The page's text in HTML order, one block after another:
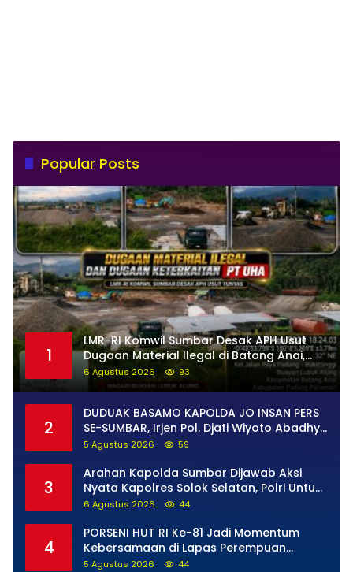
Popular Posts
1
LMR-RI Komwil Sumbar Desak APH Usut
Dugaan Material Ilegal di Batang Anai,
Dugaan Keterkaitan PT UHA Diminta
Diselidiki Tuntas
6 Agustus 2026 93
2
DUDUAK BASAMO KAPOLDA JO INSAN PERS
SE-SUMBAR, Irjen Pol. Djati Wiyoto Abadhy
Tegaskan Tak Ada Ruang bagi Pelanggar
5 Agustus 2026 59
3
Arahan Kapolda Sumbar Dijawab Aksi
Nyata Kapolres Solok Selatan, Polri Untuk
Masyarakat Bukan Sekadar Slogan
6 Agustus 2026 44
4
PORSENI HUT RI Ke-81 Jadi Momentum
Kebersamaan di Lapas Perempuan
Padang
5 Agustus 2026 44